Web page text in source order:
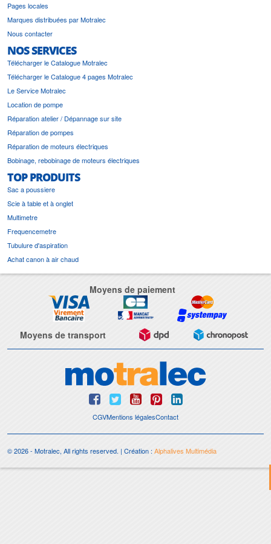
Pages locales
Marques distribuées par Motralec
Nous contacter
NOS SERVICES
Télécharger le Catalogue Motralec
Télécharger le Catalogue 4 pages Motralec
Le Service Motralec
Location de pompe
Réparation atelier / Dépannage sur site
Réparation de pompes
Réparation de moteurs électriques
Bobinage, rebobinage de moteurs électriques
TOP PRODUITS
Sac a poussiere
Scie à table et à onglet
Multimetre
Frequencemetre
Tubulure d'aspiration
Achat canon à air chaud
Moyens de paiement
Moyens de transport
CGVMentions légalesContact
© 2026 - Motralec, All rights reserved. | Création :Alphalives Multimédia